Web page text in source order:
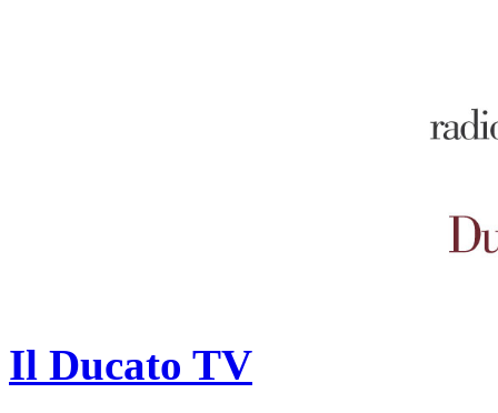
Il Ducato TV